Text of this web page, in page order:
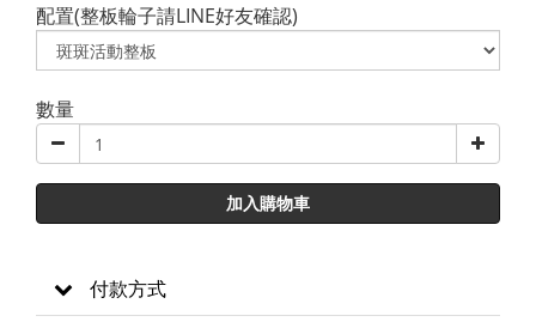
配置(整板輪子請LINE好友確認)
數量
加入購物車
付款方式